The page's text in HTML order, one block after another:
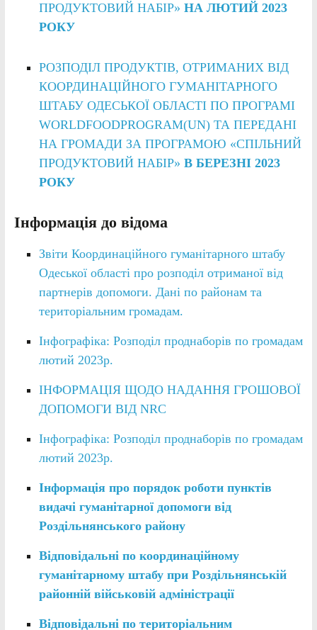
ПРОДУКТОВИЙ НАБІР» НА ЛЮТИЙ 2023
РОКУ
РОЗПОДІЛ ПРОДУКТІВ, ОТРИМАНИХ ВІД
КООРДИНАЦІЙНОГО ГУМАНІТАРНОГО
ШТАБУ ОДЕСЬКОЇ ОБЛАСТІ ПО ПРОГРАМІ
WORLDFOODPROGRAM(UN) ТА ПЕРЕДАНІ
НА ГРОМАДИ ЗА ПРОГРАМОЮ «СПІЛЬНИЙ
ПРОДУКТОВИЙ НАБІР» В БЕРЕЗНІ 2023
РОКУ
Інформація до відома
Звіти Координаційного гуманітарного штабу
Одеської області про розподіл отриманої від
партнерів допомоги. Дані по районам та
територіальним громадам.
Інфографіка: Розподіл проднаборів по громадам
лютий 2023р.
ІНФОРМАЦІЯ ЩОДО НАДАННЯ ГРОШОВОЇ
ДОПОМОГИ ВІД NRC
Інфографіка: Розподіл проднаборів по громадам
лютий 2023р.
Інформація про порядок роботи пунктів
видачі гуманітарної допомоги від
Роздільнянського району
Відповідальні по координаційному
гуманітарному штабу при Роздільнянській
районній військовій адміністрації
Відповідальні по територіальним